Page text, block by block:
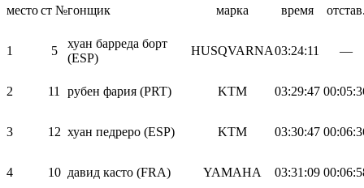
местост №гонщик марка время
1 5
хуан барреда борт
(ESP)
HUSQVARNA03:24:11 —
2 11 рубен фария (PRT) KTM 03:29:47
3 12 хуан педреро (ESP) KTM 03:30:47
4 10 давид касто (FRA) YAMAHA 03:31:09